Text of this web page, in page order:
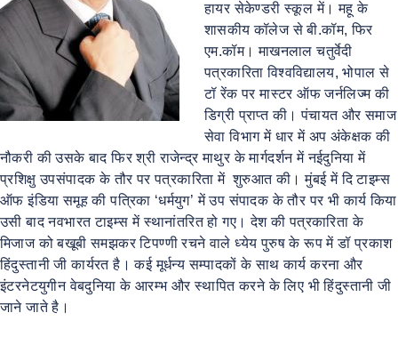
हायर सेकेण्डरी स्कूल में। महू के
शासकीय कॉलेज से बी.कॉम, फिर
एम.कॉम। माखनलाल चतुर्वेदी
पत्रकारिता विश्वविद्यालय, भोपाल से
टॉ रेंक पर मास्टर ऑफ जर्नलिज्म की
डिग्री प्राप्त की। पंचायत और समाज
सेवा विभाग में धार में अप अंकेक्षक की
नौकरी की उसके बाद फिर श्री राजेन्द्र माथुर के मार्गदर्शन में नईदुनिया में
प्रशिक्षु उपसंपादक के तौर पर पत्रकारिता में शुरुआत की। मुंबई में दि टाइम्स
ऑफ इंडिया समूह की पत्रिका ‘धर्मयुग’ में उप संपादक के तौर पर भी कार्य किया
उसी बाद नवभारत टाइम्स में स्थानांतरित हो गए। देश की पत्रकारिता के
मिजाज को बखूबी समझकर टिपण्णी रचने वाले ध्येय पुरुष के रूप में डॉ प्रकाश
हिंदुस्तानी जी कार्यरत है। कई मूर्धन्य सम्पादकों के साथ कार्य करना और
इंटरनेटयुगीन वेबदुनिया के आरम्भ और स्थापित करने के लिए भी हिंदुस्तानी जी
जाने जाते है।